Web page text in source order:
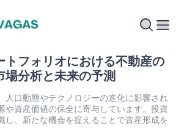
トフォリオにおける不動産の
場分析と未来の予測
人口動態やテクノロジーの進化に影響され
や資産価値の保全に寄与しています。投資
し、新たな機会を捉えることで資産形成を